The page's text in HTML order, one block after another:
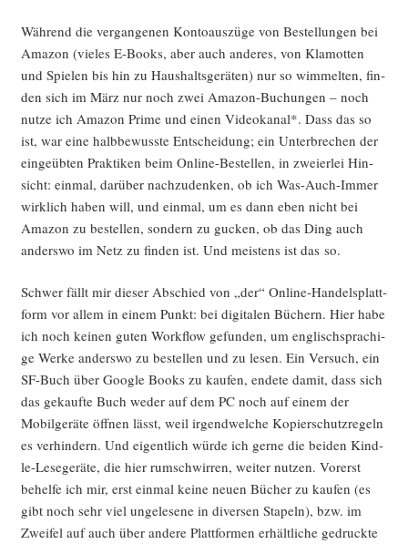
Wäh­rend die ver­gan­ge­nen Kon­to­aus­zü­ge von Bestel­lun­gen bei
Ama­zon (vie­les E‑Books, aber auch ande­res, von Kla­mot­ten
und Spie­len bis hin zu Haus­halts­ge­rä­ten) nur so wim­mel­ten, fin­
den sich im März nur noch zwei Ama­zon-Buchun­gen – noch
nut­ze ich Ama­zon Prime und einen Video­ka­nal*. Dass das so
ist, war eine halb­be­wuss­te Ent­schei­dung; ein Unter­bre­chen der
ein­ge­üb­ten Prak­ti­ken beim Online-Bestel­len, in zwei­er­lei Hin­
sicht: ein­mal, dar­über nach­zu­den­ken, ob ich Was-Auch-Immer
wirk­lich haben will, und ein­mal, um es dann eben nicht bei
Ama­zon zu bestel­len, son­dern zu gucken, ob das Ding auch
anders­wo im Netz zu fin­den ist. Und meis­tens ist das so.
Schwer fällt mir die­ser Abschied von „der“ Online-Han­dels­platt­
form vor allem in einem Punkt: bei digi­ta­len Büchern. Hier habe
ich noch kei­nen guten Work­flow gefun­den, um eng­lisch­spra­chi­
ge Wer­ke anders­wo zu bestel­len und zu lesen. Ein Ver­such, ein
SF-Buch über Goog­le Books zu kau­fen, ende­te damit, dass sich
das gekauf­te Buch weder auf dem PC noch auf einem der
Mobil­ge­rä­te öff­nen lässt, weil irgend­wel­che Kopier­schutz­re­geln
es ver­hin­dern. Und eigent­lich wür­de ich ger­ne die bei­den Kind­
le-Lese­ge­rä­te, die hier rum­schwir­ren, wei­ter nut­zen. Vor­erst
behel­fe ich mir, erst ein­mal kei­ne neu­en Bücher zu kau­fen (es
gibt noch sehr viel unge­le­se­ne in diver­sen Sta­peln), bzw. im
Zwei­fel auf auch über ande­re Platt­for­men erhält­li­che gedruck­te